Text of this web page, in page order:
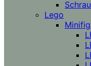
Lego